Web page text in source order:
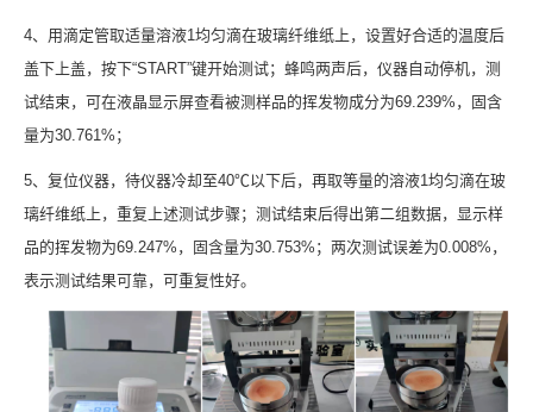
4、用滴定管取适量溶液1均匀滴在玻璃纤维纸上，设置好合适的温度后
盖下上盖，按下“START”键开始测试；蜂鸣两声后，仪器自动停机，测
试结束，可在液晶显示屏查看被测样品的挥发物成分为69.239%，固含
量为30.761%；
5、复位仪器，待仪器冷却至40℃以下后，再取等量的溶液1均匀滴在玻
璃纤维纸上，重复上述测试步骤；测试结束后得出第二组数据，显示样
品的挥发物为69.247%，固含量为30.753%；两次测试误差为0.008%，
表示测试结果可靠，可重复性好。